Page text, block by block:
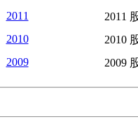
2011
2011
2010
2010
2009
2009